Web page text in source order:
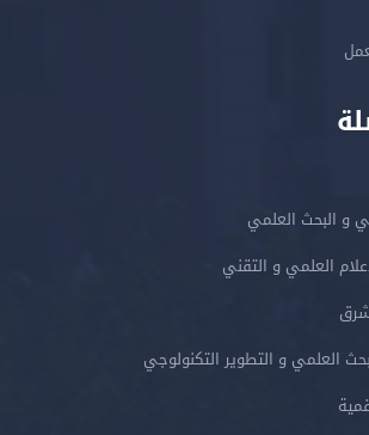
و البحث العلمي
العلمي و التقني
العلمي و التطوير التكنولوجي